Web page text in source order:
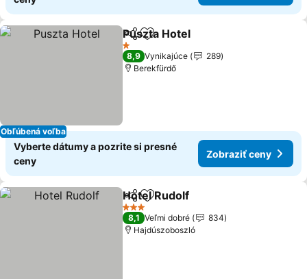
Obľúbená voľba
ZdieľaťPridať do obľúbených
Puszta Hotel
1 Počet hviezdičiek
8,9 Vynikajúce
289
Berekfürdő
Vyberte dátumy a pozrite si presné
ceny
Zobraziť ceny
ZdieľaťPridať do obľúbených
Hotel Rudolf
3 Počet hviezdičiek
8,1 Veľmi dobré
834
Hajdúszoboszló